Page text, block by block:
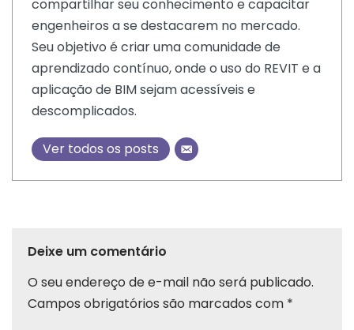
compartilhar seu conhecimento e capacitar
engenheiros a se destacarem no mercado.
Seu objetivo é criar uma comunidade de
aprendizado contínuo, onde o uso do REVIT e a
aplicação de BIM sejam acessíveis e
descomplicados.
Ver todos os posts
Deixe um comentário
O seu endereço de e-mail não será publicado.
Campos obrigatórios são marcados com *